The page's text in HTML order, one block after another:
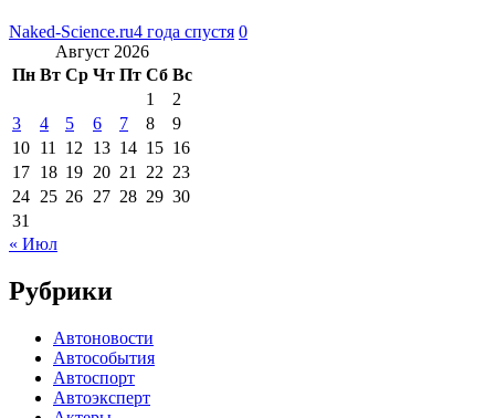
Naked-Science.ru4 года спустя 0
Август 2026
Пн Вт Ср Чт Пт Сб Вс
1
2
3
4 5 6 7 8
9
10 11 12 13 14 15 16
17 18 19 20 21 22 23
24 25 26 27 28 29 30
31
« Июл
Рубрики
Автоновости
Автособытия
Автоспорт
Автоэксперт